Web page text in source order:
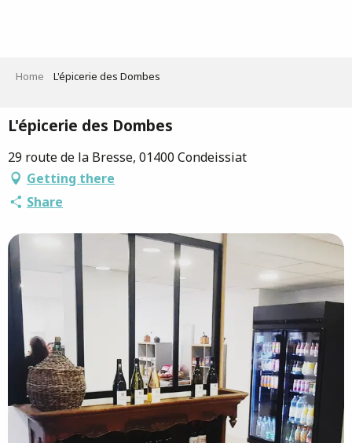
Home L'épicerie des Dombes
L'épicerie des Dombes
29 route de la Bresse, 01400 Condeissiat
Getting there
Share